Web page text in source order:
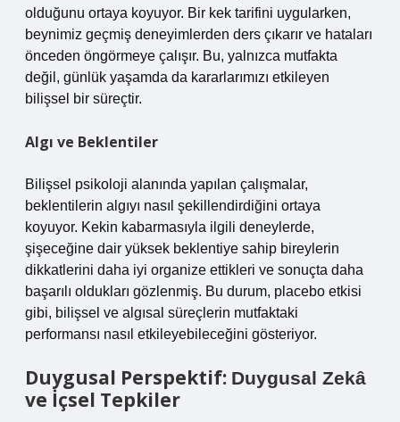
olduğunu ortaya koyuyor. Bir kek tarifini uygularken,
beynimiz geçmiş deneyimlerden ders çıkarır ve hataları
önceden öngörmeye çalışır. Bu, yalnızca mutfakta
değil, günlük yaşamda da kararlarımızı etkileyen
bilişsel bir süreçtir.
Algı ve Beklentiler
Bilişsel psikoloji alanında yapılan çalışmalar,
beklentilerin algıyı nasıl şekillendirdiğini ortaya
koyuyor. Kekin kabarmasıyla ilgili deneylerde,
şişeceğine dair yüksek beklentiye sahip bireylerin
dikkatlerini daha iyi organize ettikleri ve sonuçta daha
başarılı oldukları gözlenmiş. Bu durum, placebo etkisi
gibi, bilişsel ve algısal süreçlerin mutfaktaki
performansı nasıl etkileyebileceğini gösteriyor.
Duygusal Perspektif: Duygusal Zekâ
ve İçsel Tepkiler